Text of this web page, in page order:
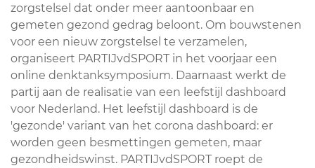
zorgstelsel dat onder meer aantoonbaar en
gemeten gezond gedrag beloont. Om bouwstenen
voor een nieuw zorgstelsel te verzamelen,
organiseert PARTIJvdSPORT in het voorjaar een
online denktanksymposium. Daarnaast werkt de
partij aan de realisatie van een leefstijl dashboard
voor Nederland. Het leefstijl dashboard is de
'gezonde' variant van het corona dashboard: er
worden geen besmettingen gemeten, maar
gezondheidswinst. PARTIJvdSPORT roept de